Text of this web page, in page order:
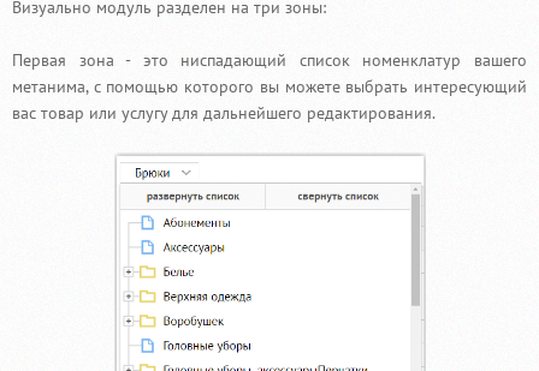
Визуально модуль разделен на три зоны:
Первая зона - это ниспадающий список номенклатур вашего
метанима, с помощью которого вы можете выбрать интересующий
вас товар или услугу для дальнейшего редактирования.